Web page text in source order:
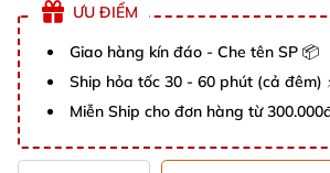
ƯU ĐIỂM
Giao hàng kín đáo - Che tên SP 📦
Ship hỏa tốc 30 - 60 phút (cả đêm)
Miễn Ship cho đơn hàng từ